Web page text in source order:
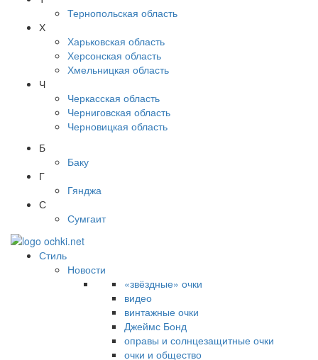
Тернопольская область
Х
Харьковская область
Херсонская область
Хмельницкая область
Ч
Черкасская область
Черниговская область
Черновицкая область
Б
Баку
Г
Гянджа
С
Сумгаит
Стиль
Новости
«звёздные» очки
видео
винтажные очки
Джеймс Бонд
оправы и солнцезащитные очки
очки и общество